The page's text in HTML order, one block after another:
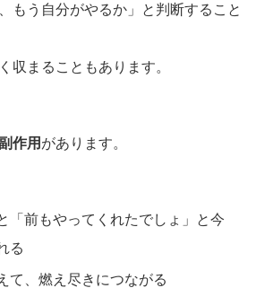
もう自分がやるか」と判断すること
収まることもあります。
作用 があります。
「前もやってくれたでしょ」と今
る
て、燃え尽きにつながる